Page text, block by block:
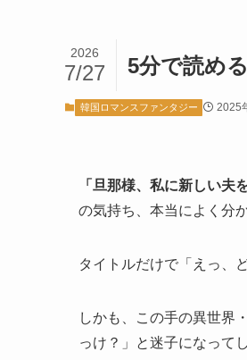
5分で読め
2026
7/27
韓国ロマンスファンタジー 2025
「旦那様、私に新しい夫
の気持ち、本当によく分
タイトルだけで「えっ、
しかも、この手の異世界
っけ？」と迷子になって